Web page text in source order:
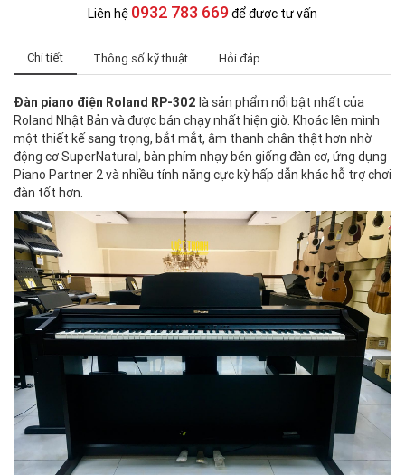
Liên hệ 0932 783 669để được tư vấn
Chi tiết Thông số kỹ thuật Hỏi đáp
Đàn piano điện Roland RP-302 là sản phẩm nổi bật nhất của
Roland Nhật Bản và được bán chạy nhất hiện giờ. Khoác lên mình
một thiết kế sang trọng, bắt mắt, âm thanh chân thật hơn nhờ
động cơ SuperNatural, bàn phím nhạy bén giống đàn cơ, ứng dụng
Piano Partner 2 và nhiều tính năng cực kỳ hấp dẫn khác hỗ trợ chơi
đàn tốt hơn.